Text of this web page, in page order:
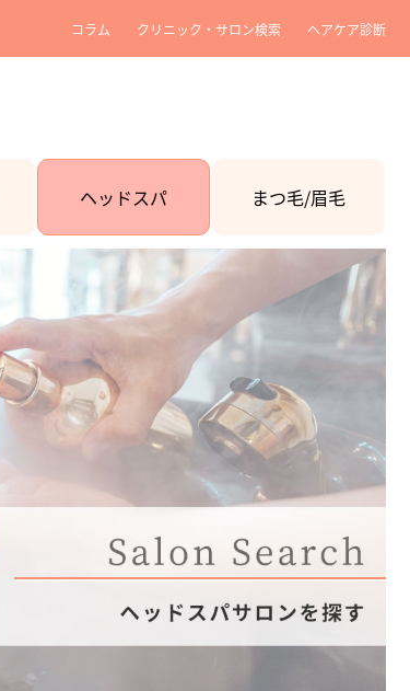
コラム クリニック・サロン検索 ヘアケア診断
ヘッドスパ まつ毛/眉毛